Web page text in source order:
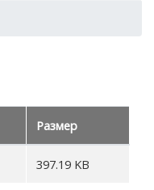
Размер
397.19 KB